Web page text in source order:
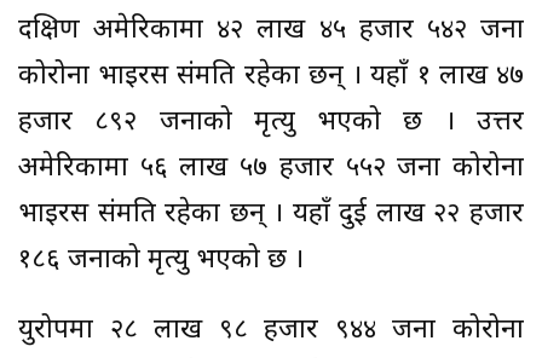
दक्षिण अमेरिकामा ४२ लाख ४५ हजार ५४२ जना
कोरोना भाइरस संक्रमति रहेका छन् । यहाँ १ लाख ४७
हजार ८९२ जनाको मृत्यु भएको छ । उत्तर
अमेरिकामा ५६ लाख ५७ हजार ५५२ जना कोरोना
भाइरस संक्रमति रहेका छन् । यहाँ दुई लाख २२ हजार
१८६ जनाको मृत्यु भएको छ ।
युरोपमा २८ लाख ९८ हजार ९४४ जना कोरोना